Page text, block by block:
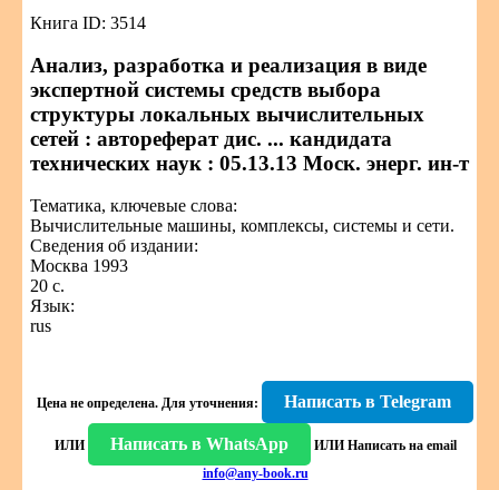
Книга ID: 3514
Анализ, разработка и реализация в виде
экспертной системы средств выбора
структуры локальных вычислительных
сетей : автореферат дис. ... кандидата
технических наук : 05.13.13 Моск. энерг. ин-т
Тематика, ключевые слова:
Вычислительные машины, комплексы, системы и сети.
Сведения об издании:
Москва 1993
20 с.
Язык:
rus
Цена не определена. Для уточнения: Написать в Telegram
ИЛИ Написать в WhatsApp ИЛИ Написать на email
info@any-book.ru